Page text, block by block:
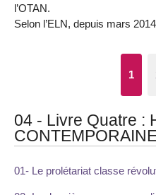
l’OTAN.
Selon l’ELN, depuis mars
1
04 - Livre Quatre :
01- Le prolétariat classe